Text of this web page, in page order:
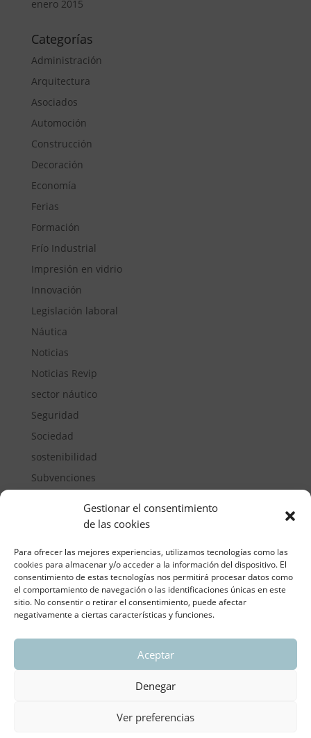
Gestionar el consentimiento
de las cookies
Para ofrecer las mejores experiencias, utilizamos tecnologías como las
cookies para almacenar y/o acceder a la información del dispositivo. El
consentimiento de estas tecnologías nos permitirá procesar datos como
el comportamiento de navegación o las identificaciones únicas en este
sitio. No consentir o retirar el consentimiento, puede afectar
negativamente a ciertas características y funciones.
Aceptar
Denegar
Ver preferencias
enero 2015
Categorías
Administración
Arquitectura
Asociados
Automoción
Construcción
Decoración
Economía
Ferias
Formación
Frío Industrial
Impresión en vidrio
Innovación
Legislación laboral
Náutica
Noticias
Noticias Revip
sector náutico
Seguridad
Sociedad
sostenibilidad
Subvenciones
ASOCIACIÓN REGIONAL VALENCIANA DE
Aviso legal y política de privacidad